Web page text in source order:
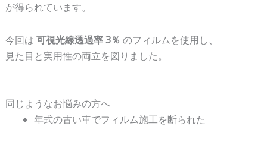
が得られています。
今回は 可視光線透過率 3％ のフィルムを使用し、
見た目と実用性の両立を図りました。
同じようなお悩みの方へ
年式の古い車でフィルム施工を断られた